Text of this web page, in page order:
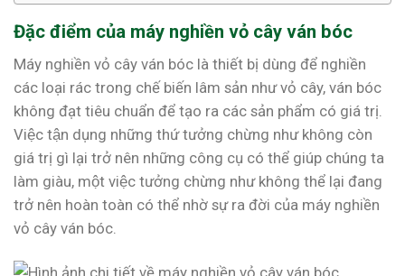
Đặc điểm của máy nghiền vỏ cây ván bóc
Máy nghiền vỏ cây ván bóc là thiết bị dùng để nghiền
các loại rác trong chế biến lâm sản như vỏ cây, ván bóc
không đạt tiêu chuẩn để tạo ra các sản phẩm có giá trị.
Việc tận dụng những thứ tưởng chừng như không còn
giá trị gì lại trở nên những công cụ có thể giúp chúng ta
làm giàu, một việc tưởng chừng như không thể lại đang
trở nên hoàn toàn có thể nhờ sự ra đời của máy nghiền
vỏ cây ván bóc.